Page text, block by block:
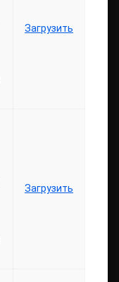
Загрузить
Загрузить